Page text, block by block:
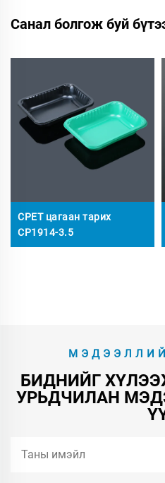
Санал болгож буй
CPET цагаан тарих
CP1914-3.5
БИДНИЙГ
УРЬДЧИЛАН